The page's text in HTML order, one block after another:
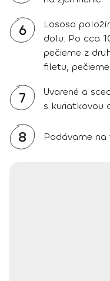
6
Lososa
dolu. Po cca
pečieme z
filetu,
7
Uvarené a
s kuriatkovou
8 Podávame